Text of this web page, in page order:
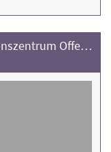
SPOREG Ambulantes Rehabilitationszentrum Offenbach